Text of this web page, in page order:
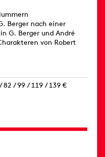
Berger nach einer
G. Berger und André
von Robert
82 / 99 / 119 / 139 €